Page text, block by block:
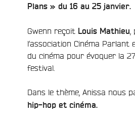
Plans » du 16 au 25 janvier.
Gwenn reçoit Louis Mathieu
l’association Cinéma Parlant
du cinéma pour évoquer la
festival.
Dans le thème, Anissa nous
hip-hop et cinéma.